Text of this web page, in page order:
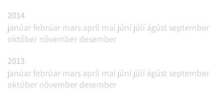
2014
janúar febrúar mars apríl maí júní júlí ágúst september
október nóvember desember
2013
janúar febrúar mars apríl maí júní júlí ágúst september
október nóvember desember